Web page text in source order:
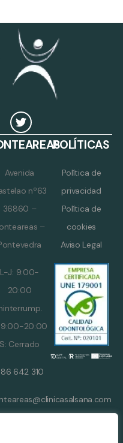
Avenida
nº63
36860 –
–
L-J: 9:00-
20:00
9:00-20:00
S: Cerrado
642 310
POLÍTICAS
Política de
privacidad
Política de
cookies
Aviso Legal